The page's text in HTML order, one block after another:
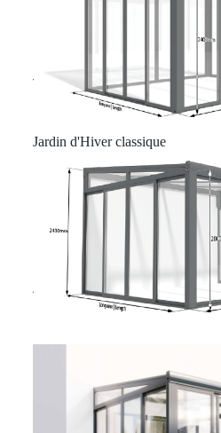
Jardin d'Hiver classique